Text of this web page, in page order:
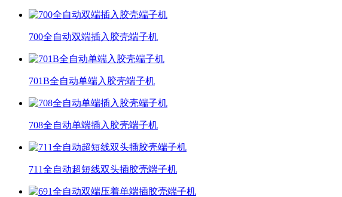
700全自动双端插入胶壳端子机
701B全自动单端入胶壳端子机
708全自动单端插入胶壳端子机
711全自动超短线双头插胶壳端子机